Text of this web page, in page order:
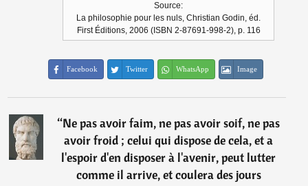
Source:
La philosophie pour les nuls, Christian Godin, éd.
First Éditions, 2006 (ISBN 2-87691-998-2), p. 116
Facebook Twitter WhatsApp Image
“Ne pas avoir faim, ne pas avoir soif, ne pas
avoir froid ; celui qui dispose de cela, et a
l'espoir d'en disposer à l'avenir, peut lutter
comme il arrive, et coulera des jours